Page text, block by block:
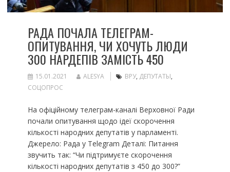
РАДА ПОЧАЛА ТЕЛЕГРАМ-
ОПИТУВАННЯ, ЧИ ХОЧУТЬ ЛЮДИ
300 НАРДЕПІВ ЗАМІСТЬ 450
15.01.2021 ALESYA ВРУ, ДЕПУТАТЫ,
СОЦОПРОС
На офіційному телеграм-каналі Верховної Ради
почали опитування щодо ідеї скорочення
кількості народних депутатів у парламенті.
Джерело: Рада у Telegram Деталі: Питання
звучить так: “Чи підтримуєте скорочення
кількості народних депутатів з 450 до 300?”